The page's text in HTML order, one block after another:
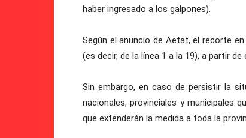
haber ingresado a los galpones).
Según el anuncio de Aetat, el recorte
(es decir, de la línea 1 a la 19), a partir
Sin embargo, en caso de persistir la
nacionales, provinciales y municipales
que extenderán la medida a toda la